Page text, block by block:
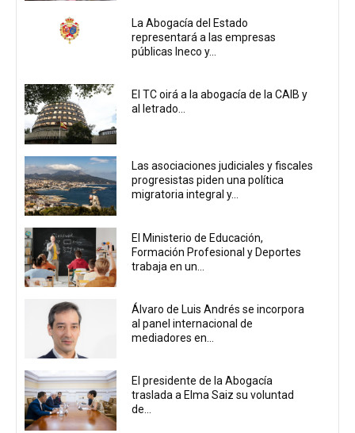
La Abogacía del Estado
representará a las empresas
públicas Ineco y...
El TC oirá a la abogacía de la CAIB y
al letrado...
Las asociaciones judiciales y fiscales
progresistas piden una política
migratoria integral y...
El Ministerio de Educación,
Formación Profesional y Deportes
trabaja en un...
Álvaro de Luis Andrés se incorpora
al panel internacional de
mediadores en...
El presidente de la Abogacía
traslada a Elma Saiz su voluntad
de...